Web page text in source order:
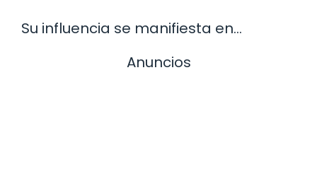
Su influencia se manifiesta en…
Anuncios